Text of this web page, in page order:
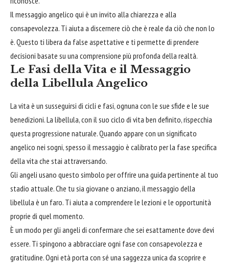
Il messaggio angelico qui è un invito alla chiarezza e alla
consapevolezza. Ti aiuta a discernere ciò che è reale da ciò che non lo
è. Questo ti libera da false aspettative e ti permette di prendere
decisioni basate su una comprensione più profonda della realtà.
Le Fasi della Vita e il Messaggio
della Libellula Angelico
La vita è un susseguirsi di cicli e fasi, ognuna con le sue sfide e le sue
benedizioni. La libellula, con il suo ciclo di vita ben definito, rispecchia
questa progressione naturale. Quando appare con un significato
angelico nei sogni, spesso il messaggio è calibrato per la fase specifica
della vita che stai attraversando.
Gli angeli usano questo simbolo per offrire una guida pertinente al tuo
stadio attuale. Che tu sia giovane o anziano, il messaggio della
libellula è un faro. Ti aiuta a comprendere le lezioni e le opportunità
proprie di quel momento.
È un modo per gli angeli di confermare che sei esattamente dove devi
essere. Ti spingono a abbracciare ogni fase con consapevolezza e
gratitudine. Ogni età porta con sé una saggezza unica da scoprire e